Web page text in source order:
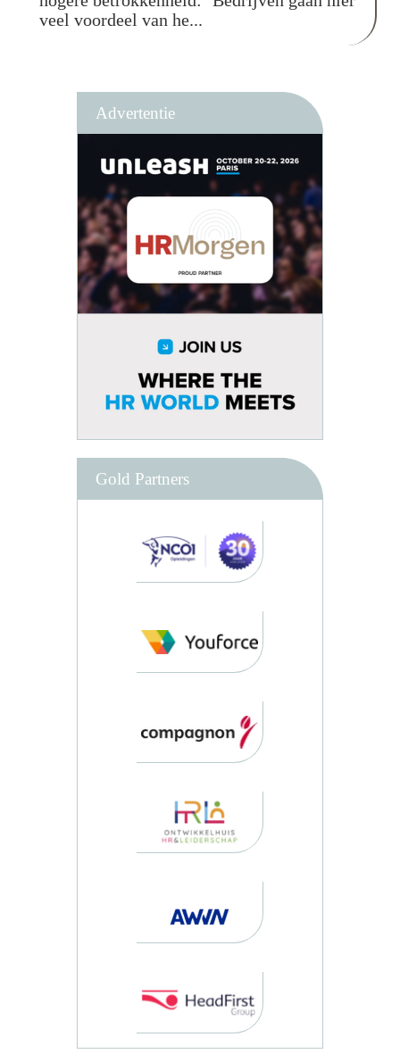
veel voordeel van he...
Advertentie
Gold Partners